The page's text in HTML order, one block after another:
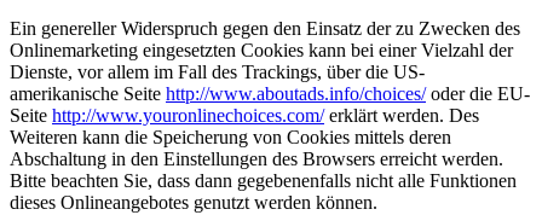
Ein genereller Widerspruch gegen den Einsatz der zu Zwecken des
Onlinemarketing eingesetzten Cookies kann bei einer Vielzahl der
Dienste, vor allem im Fall des Trackings, über die US-
amerikanische Seite http://www.aboutads.info/choices/oder die EU-
Seite http://www.youronlinechoices.com/erklärt werden. Des
Weiteren kann die Speicherung von Cookies mittels deren
Abschaltung in den Einstellungen des Browsers erreicht werden.
Bitte beachten Sie, dass dann gegebenenfalls nicht alle Funktionen
dieses Onlineangebotes genutzt werden können.